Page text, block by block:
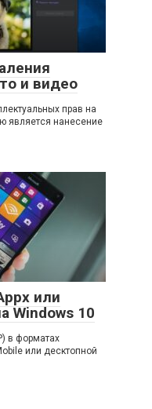
и видео
прав на
является нанесение
или
Windows 10
в форматах
или десктопной